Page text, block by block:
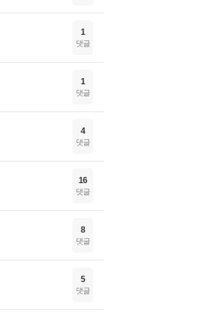
1
댓글
1
댓글
4
댓글
16
댓글
8
댓글
5
댓글